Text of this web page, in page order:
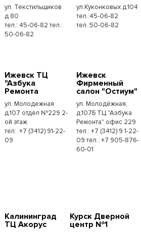
ул. Текстильщиков
д.80
тел.: 45-06-82 тел.:
50-06-82
ул.Куконковых д.104
тел.:45-06-82
тел.:50-06-82
Ижевск ТЦ
"Азбука
Ремонта
ул. Молодежная
д.107 отдел №229 2-
ой этаж
тел:. +7 (3412) 91-22-
09
Ижевск
Фирменный
салон "Остиум"
ул. Молодёжная,
д.107Б ТЦ "Азбука
Ремонта" офис 229
тел.: +7 (3412) 9 1-22-
09 тел.: +7 905-876-
60-01
Калининград
ТЦ Акорус
Курск Дверной
центр №1